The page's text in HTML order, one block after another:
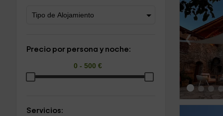
Precio por persona y noche:
Servicios:
‹